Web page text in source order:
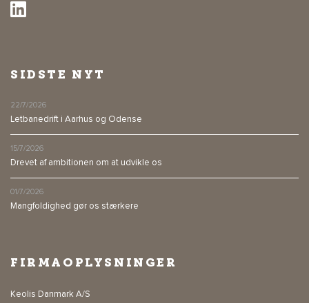
SIDSTE NYT
22/7/2026
Letbanedrift i Aarhus og Odense
15/7/2026
Drevet af ambitionen om at udvikle os
01/7/2026
Mangfoldighed gør os stærkere
FIRMAOPLYSNINGER
Keolis Danmark A/S